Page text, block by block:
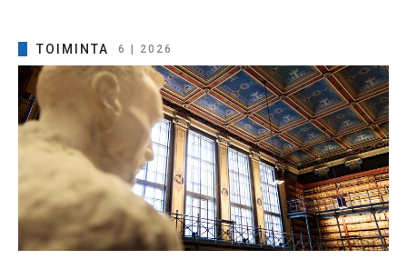
TOIMINTA 6 | 2026